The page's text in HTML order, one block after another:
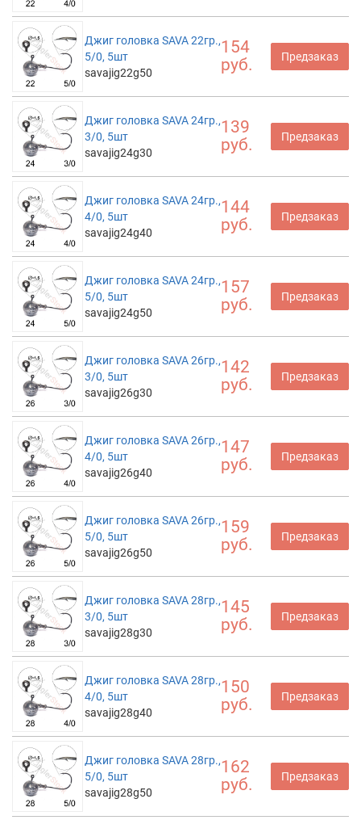
Джиг головка SAVA 22гр.,
5/0, 5шт
savajig22g50
154
руб.
Предзаказ
Джиг головка SAVA 24гр.,
3/0, 5шт
savajig24g30
139
руб.
Предзаказ
Джиг головка SAVA 24гр.,
4/0, 5шт
savajig24g40
144
руб.
Предзаказ
Джиг головка SAVA 24гр.,
5/0, 5шт
savajig24g50
157
руб.
Предзаказ
Джиг головка SAVA 26гр.,
3/0, 5шт
savajig26g30
142
руб.
Предзаказ
Джиг головка SAVA 26гр.,
4/0, 5шт
savajig26g40
147
руб.
Предзаказ
Джиг головка SAVA 26гр.,
5/0, 5шт
savajig26g50
159
руб.
Предзаказ
Джиг головка SAVA 28гр.,
3/0, 5шт
savajig28g30
145
руб.
Предзаказ
Джиг головка SAVA 28гр.,
4/0, 5шт
savajig28g40
150
руб.
Предзаказ
Джиг головка SAVA 28гр.,
5/0, 5шт
savajig28g50
162
руб.
Предзаказ